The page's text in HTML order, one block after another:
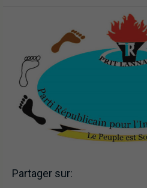
Partager sur: